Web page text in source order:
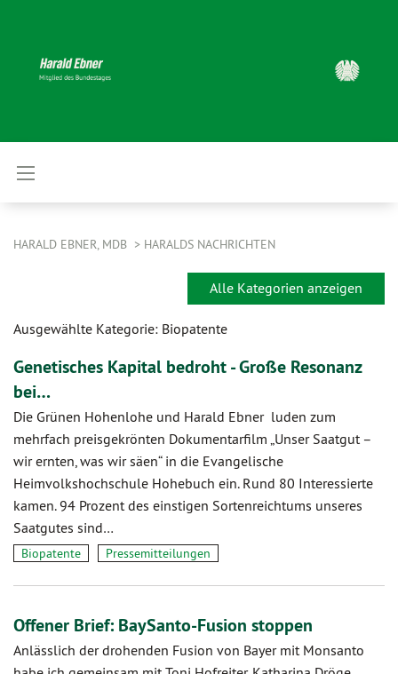
HARALD EBNER, MDB HARALDS NACHRICHTEN
Alle Kategorien anzeigen
Ausgewählte Kategorie: Biopatente
Genetisches Kapital bedroht - Große Resonanz
bei…
Die Grünen Hohenlohe und Harald Ebner luden zum
mehrfach preisgekrönten Dokumentarfilm „Unser Saatgut –
wir ernten, was wir säen“ in die Evangelische
Heimvolkshochschule Hohebuch ein. Rund 80 Interessierte
kamen. 94 Prozent des einstigen Sortenreichtums unseres
Saatgutes sind…
Biopatente Pressemitteilungen
Offener Brief: BaySanto-Fusion stoppen
Anlässlich der drohenden Fusion von Bayer mit Monsanto